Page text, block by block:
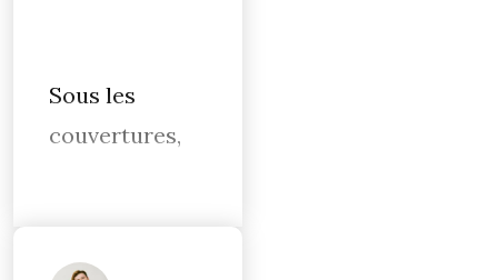
Sous les
couvertures,